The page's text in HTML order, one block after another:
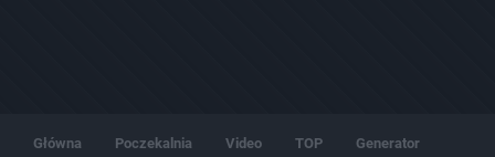
Główna Poczekalnia Video TOP Generator